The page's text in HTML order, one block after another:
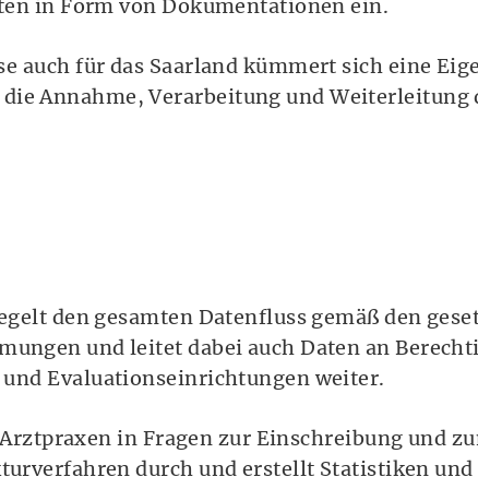
in Form von Dokumentationen ein.
auch für das Saarland kümmert sich eine
die Annahme, Verarbeitung und
den gesamten Datenfluss gemäß den
und leitet dabei auch Daten an
Evaluationseinrichtungen weiter.
in Fragen zur Einschreibung und
durch und erstellt Statistiken